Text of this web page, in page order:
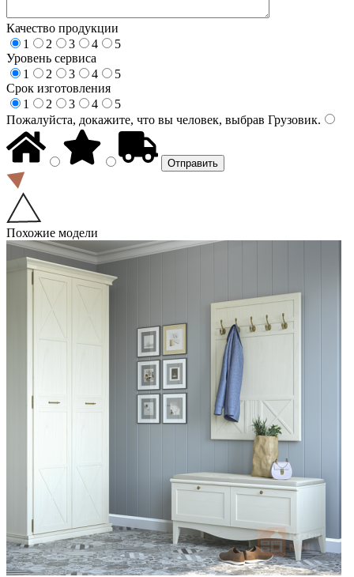
Качество продукции
1
2 3 4
5
Уровень сервиса
1
2 3 4
5
Срок изготовления
1
2 3 4
5
Пожалуйста, докажите, что вы человек, выбрав Грузовик.
Похожие модели